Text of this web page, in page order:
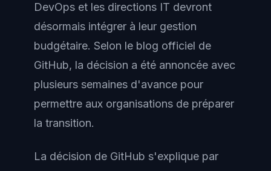
DevOps et les directions IT devront
désormais intégrer à leur gestion
budgétaire. Selon le blog officiel de
GitHub, la décision a été annoncée avec
plusieurs semaines d'avance pour
permettre aux organisations de préparer
la transition.
La décision de GitHub s'explique par